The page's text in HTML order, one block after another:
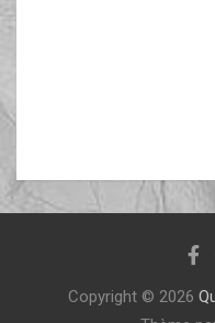
Copyright © 2026